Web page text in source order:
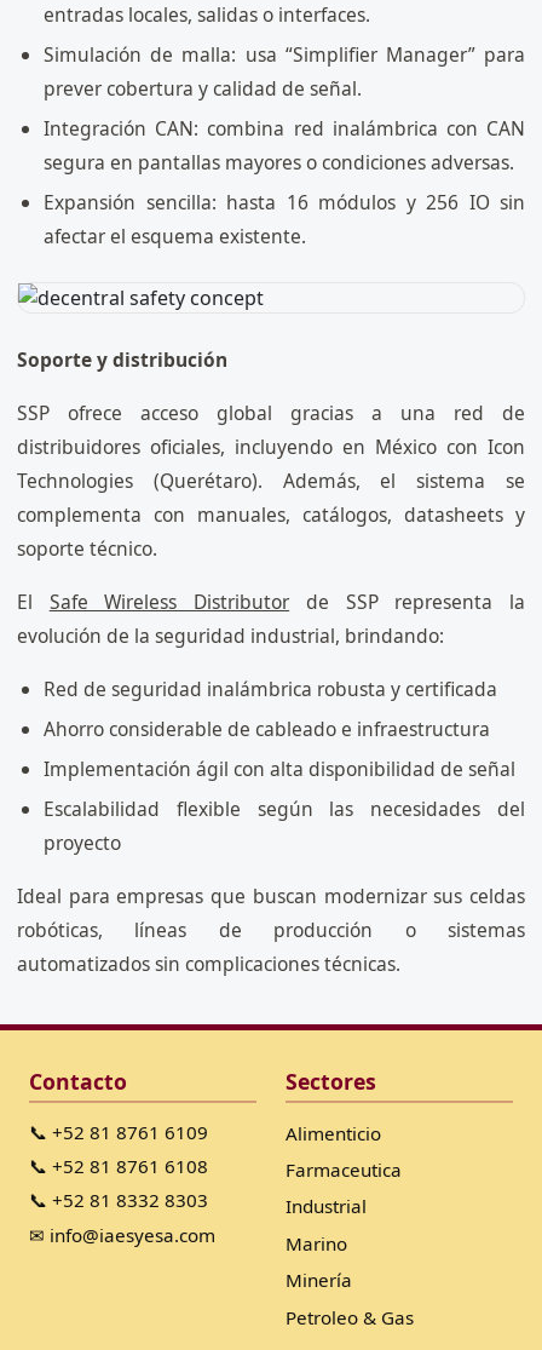
entradas locales, salidas o interfaces.
Simulación de malla: usa “Simplifier Manager” para
prever cobertura y calidad de señal.
Integración CAN: combina red inalámbrica con CAN
segura en pantallas mayores o condiciones adversas.
Expansión sencilla: hasta 16 módulos y 256 IO sin
afectar el esquema existente.
Soporte y distribución
SSP ofrece acceso global gracias a una red de
distribuidores oficiales, incluyendo en México con Icon
Technologies (Querétaro). Además, el sistema se
complementa con manuales, catálogos, datasheets y
soporte técnico.
El Safe Wireless Distributor de SSP representa la
evolución de la seguridad industrial, brindando:
Red de seguridad inalámbrica robusta y certificada
Ahorro considerable de cableado e infraestructura
Implementación ágil con alta disponibilidad de señal
Escalabilidad flexible según las necesidades del
proyecto
Ideal para empresas que buscan modernizar sus celdas
robóticas, líneas de producción o sistemas
automatizados sin complicaciones técnicas.
Contacto
📞 +52 81 8761 6109
📞 +52 81 8761 6108
📞 +52 81 8332 8303
✉ info@iaesyesa.com
Sectores
Alimenticio
Farmaceutica
Industrial
Marino
Minería
Petroleo & Gas